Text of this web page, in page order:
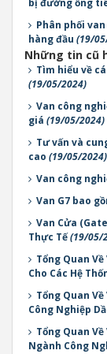
Phân phối
hàng đầu (19/
Những tin cũ
Tìm hiểu về
(19/05/2024)
Van công
giá (19/05/2024)
Tư vấn và
cao (19/05/2024)
Van công
Van G7 bao
Van Cửa
Thực Tế(19/05/
Tổng Quan
Cho Các Hệ
Tổng Quan
Công Nghiệp
Tổng Quan
Ngành Công